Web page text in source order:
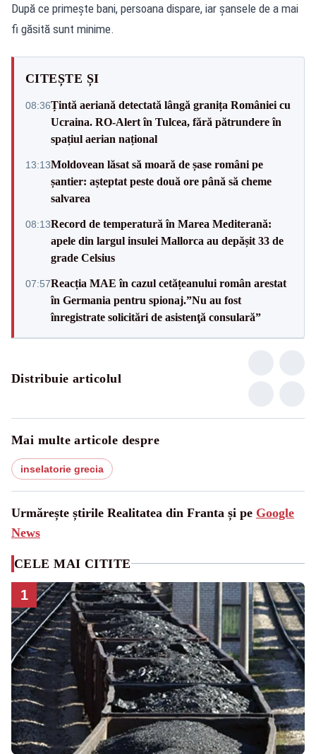
După ce primește bani, persoana dispare, iar șansele de a mai
fi găsită sunt minime.
CITEȘTE ȘI
08:36Țintă aeriană detectată lângă granița României cu
Ucraina. RO-Alert în Tulcea, fără pătrundere în
spațiul aerian național
13:13Moldovean lăsat să moară de șase români pe
șantier: așteptat peste două ore până să cheme
salvarea
08:13Record de temperatură în Marea Mediterană:
apele din largul insulei Mallorca au depășit 33 de
grade Celsius
07:57Reacția MAE în cazul cetățeanului român arestat
în Germania pentru spionaj.”Nu au fost
înregistrate solicitări de asistenţă consulară”
Distribuie articolul
Mai multe articole despre
inselatorie grecia
Urmărește știrile Realitatea din Franta și pe Google
News
CELE MAI CITITE
1